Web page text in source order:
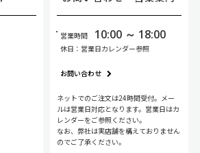
営業時間 10:00 ～ 18:00
休日：営業日カレンダー参照
お問い合わせ
ネットでのご注文は24時間受付。メー
ルは営業日対応となります。営業日はカ
レンダーをご参照ください。
なお、弊社は実店舗を構えておりません
のでご了承ください。